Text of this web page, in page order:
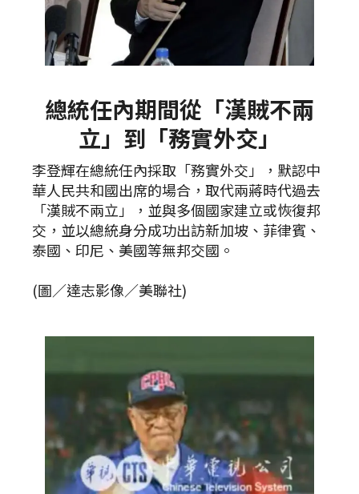
總統任內期間從「漢賊不兩
立」到「務實外交」
李登輝在總統任內採取「務實外交」，默認中
華人民共和國出席的場合，取代兩蔣時代過去
「漢賊不兩立」，並與多個國家建立或恢復邦
交，並以總統身分成功出訪新加坡、菲律賓、
泰國、印尼、美國等無邦交國。
(圖／達志影像／美聯社)